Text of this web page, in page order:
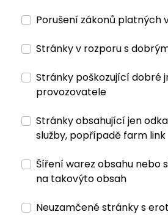
Porušení zákonů platných
Stránky v rozporu s
Stránky poškozující dobré
provozovatele
Stránky obsahující jen
služby, popřípadě farm link
Šíření warez obsahu nebo
na takovýto obsah
Neuzamčené stránky s